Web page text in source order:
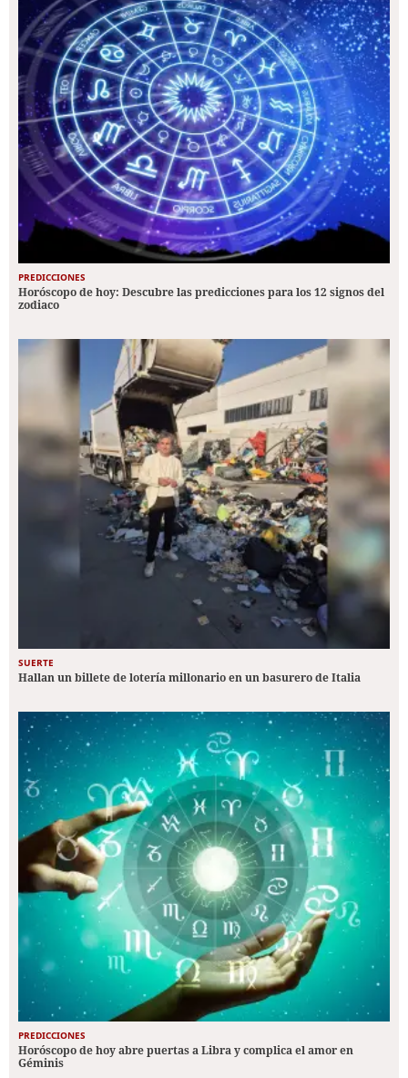
PREDICCIONES
Horóscopo de hoy: Descubre las predicciones para los 12 signos del
zodiaco
SUERTE
Hallan un billete de lotería millonario en un basurero de Italia
PREDICCIONES
Horóscopo de hoy abre puertas a Libra y complica el amor en
Géminis